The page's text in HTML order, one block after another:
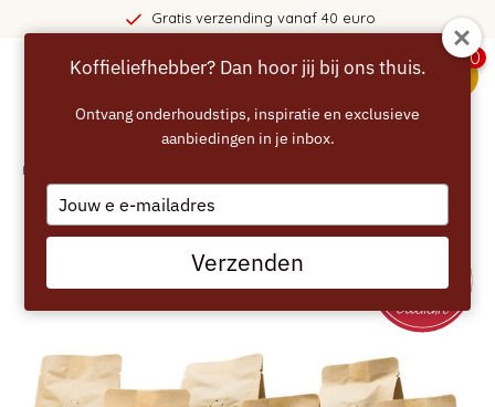
Gratis verzending vanaf 40 euro
0
Home
Koffieliefhebber? Dan hoor jij bij ons thuis.
Ontvang onderhoudstips, inspiratie en exclusieve
aanbiedingen in je inbox.
Type
your
email
Verzenden